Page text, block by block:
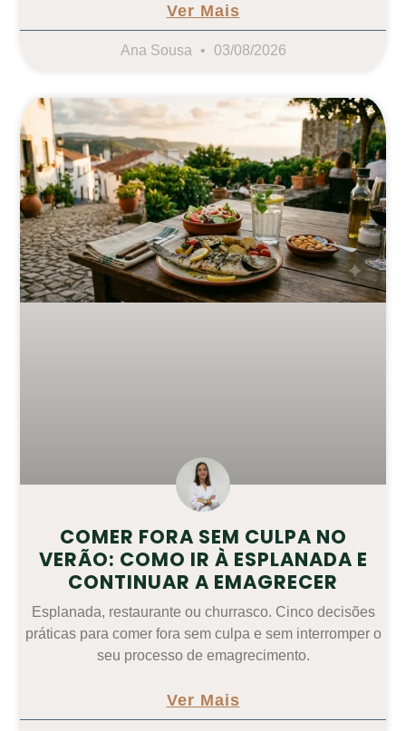
Ver Mais
Ana Sousa 03/08/2026
COMER FORA SEM CULPA NO
VERÃO: COMO IR À ESPLANADA E
CONTINUAR A EMAGRECER
Esplanada, restaurante ou churrasco. Cinco decisões
práticas para comer fora sem culpa e sem interromper o
seu processo de emagrecimento.
Ver Mais